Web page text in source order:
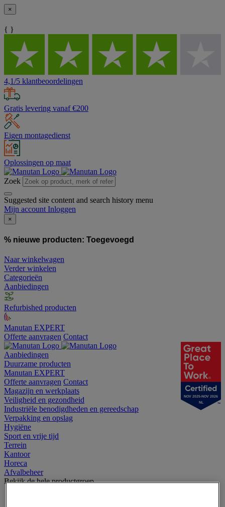
×
{ }
4,1/5 klantbeoordelingen
Gratis levering vanaf €200
Eigen montagedienst
Oplossingen op maat
Zoek
Suggested site content and search history menu
Mijn account Inloggen
×
% nieuwe producten: Toegevoegd
Naar winkelwagen
Verder winkelen
Categorieën
Aanbiedingen
Refurbished producten
Manutan EXPERT
Offerte aanvragen Contact
Aanbiedingen
Duurzame producten
Manutan EXPERT
Offerte aanvragen Contact
Magazijn en werkplaats
Veiligheid en gezondheid
Industriële benodigdheden en gereedschap
Verpakking en opslag
Hygiëne
Sport en vrije tijd
Terrein
Kantoor
Horeca
Afvalbeheer
Bekijk de hele productgroep
NOV 2025-NOV 2026
NL